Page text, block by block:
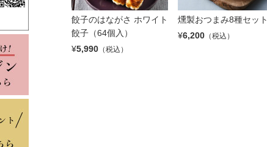
餃子のはながさ ホワイト
餃子（64個入）
¥5,990 （税込）
燻製おつまみ8種セット
¥6,200 （税込）